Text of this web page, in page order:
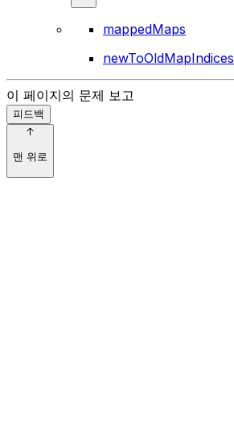
mappedMaps
newToOldMapIndices
이 페이지의 문제 보고
피드백
맨 위로